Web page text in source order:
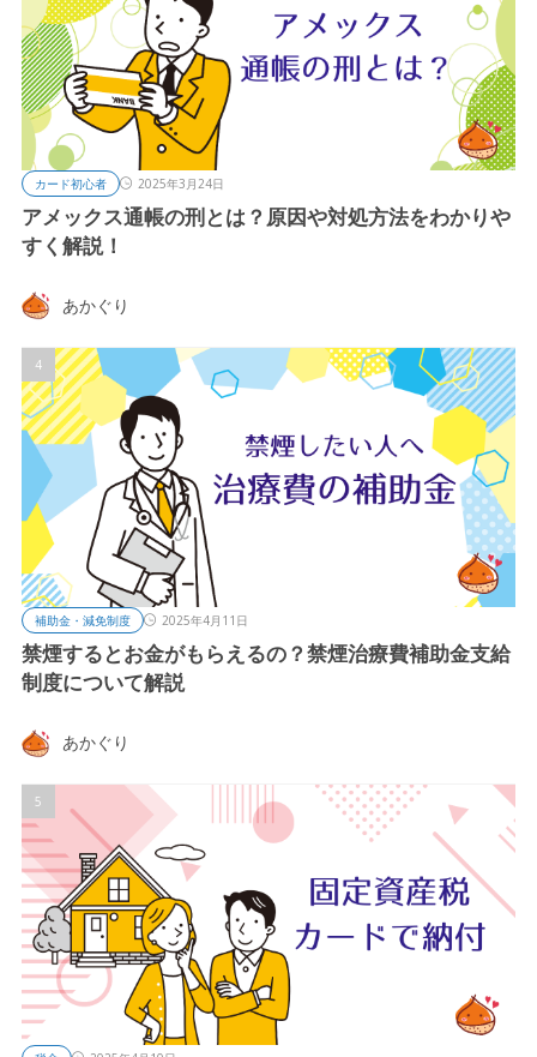
カード初心者 2025年3月24日
アメックス通帳の刑とは？原因や対処方法をわかりや
すく解説！
あかぐり
補助金・減免制度 2025年4月11日
禁煙するとお金がもらえるの？禁煙治療費補助金支給
制度について解説
あかぐり